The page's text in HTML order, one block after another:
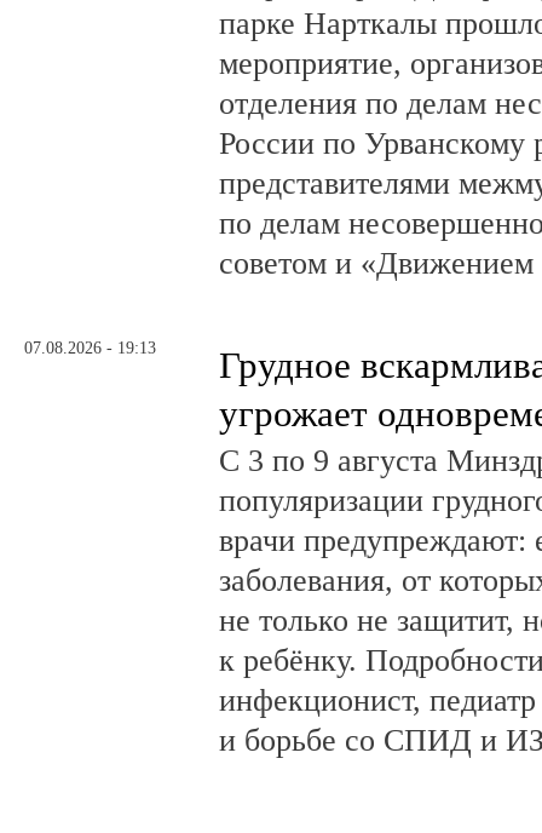
парке Нарткалы
мероприятие,
отделения по делам
России по Урванскому
представителями
по делам
советом и
07.08.2026 - 19:13
Грудное
угрожает
С 3 по 9 августа
популяризации
врачи предупреждают:
заболевания, от
не только не защитит,
к ребёнку.
инфекционист,
и борьбе со СПИД и